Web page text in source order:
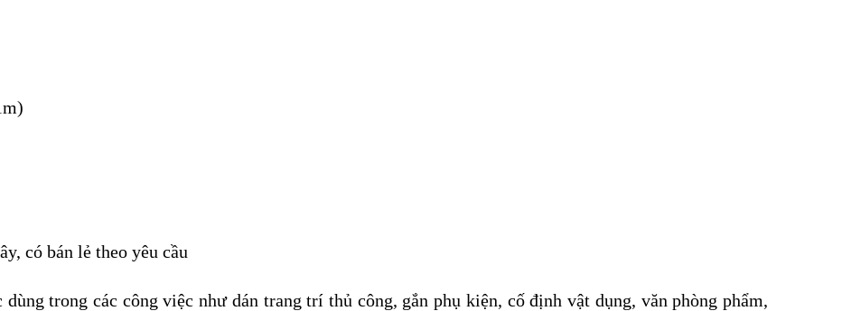
có bán lẻ theo yêu cầu
trong các công việc như dán trang trí thủ công, gắn phụ kiện, cố định vật dụng, văn phòng phẩm,